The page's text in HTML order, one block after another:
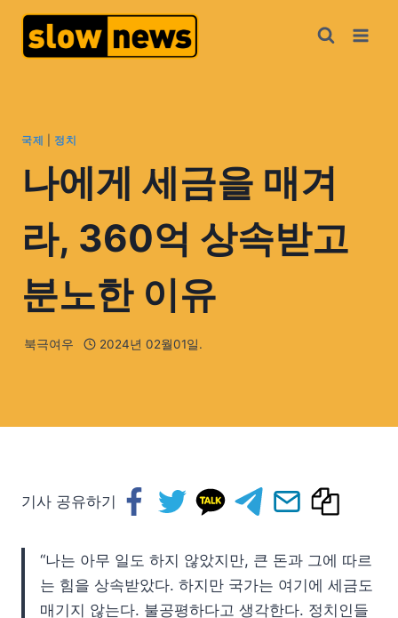
국제 정치
나에게 세금을 매겨
라, 360억 상속받고
분노한 이유
북극여우 2024년 02월01일.
기사 공유하기
“나는 아무 일도 하지 않았지만, 큰 돈과 그에 따르
는 힘을 상속받았다. 하지만 국가는 여기에 세금도
매기지 않는다. 불공평하다고 생각한다. 정치인들